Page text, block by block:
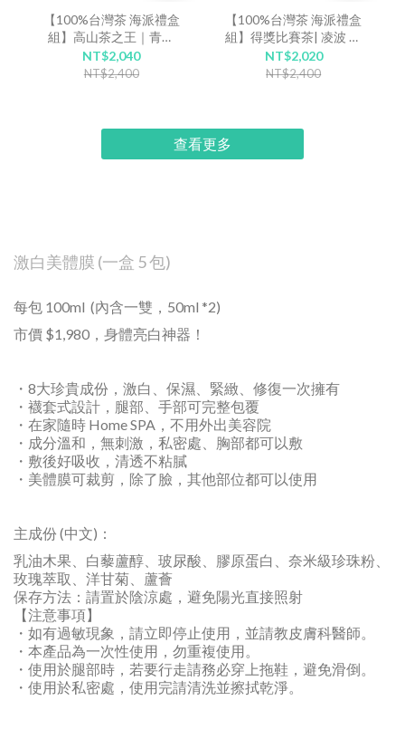
【100%台灣茶 海派禮盒
組】高山茶之王｜青霞
大禹嶺高山綠茶 80入
NT$2,040
NT$2,400
【100%台灣茶 海派禮盒
組】得獎比賽茶| 凌波 鹿
谷凍頂烏龍茶 80入
NT$2,020
NT$2,400
查看更多
激白美體膜 (一盒 5 包)
每包 100ml (內含一雙，50ml *2)
市價 $1,980，身體亮白神器！
・8大珍貴成份，激白、保濕、緊緻、修復一次擁有
・襪套式設計，腿部、手部可完整包覆
・在家隨時 Home SPA，不用外出美容院
・成分溫和，無刺激，私密處、胸部都可以敷
・敷後好吸收，清透不粘膩
・美體膜可裁剪，除了臉，其他部位都可以使用
主成份 (中文)：
乳油木果、白藜蘆醇、玻尿酸、膠原蛋白、奈米級珍珠粉、
玫瑰萃取、洋甘菊、蘆薈
保存方法：請置於陰涼處，避免陽光直接照射
【注意事項】
・如有過敏現象，請立即停止使用，並請教皮膚科醫師。
・本產品為一次性使用，勿重複使用。
・使用於腿部時，若要行走請務必穿上拖鞋，避免滑倒。
・使用於私密處，使用完請清洗並擦拭乾淨。